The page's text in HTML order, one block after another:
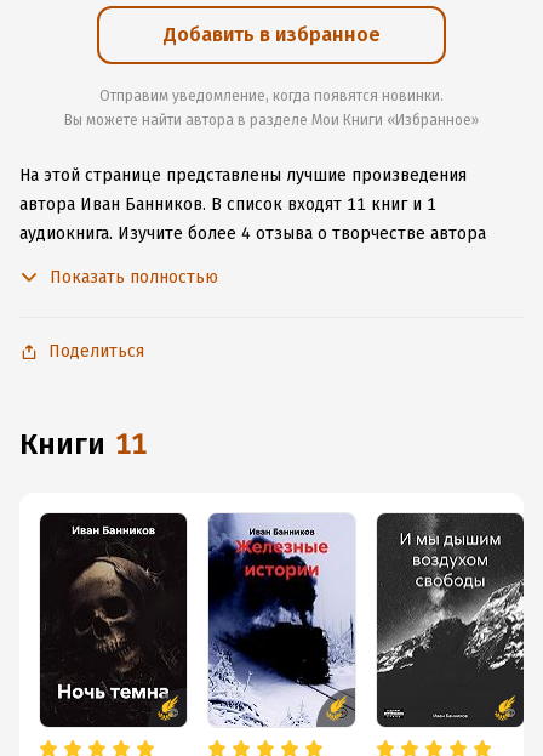
Добавить в избранное
Отправим уведомление, когда появятся новинки.
Вы можете найти автора в разделе Мои Книги «Избранное»
На этой странице представлены лучшие произведения
автора Иван Банников. В список входят 11 книг и 1
аудиокнига. Изучите более 4 отзыва о творчестве автора
произведениями даже без подключения к интернету.
Показать полностью
Поделиться
книги 11